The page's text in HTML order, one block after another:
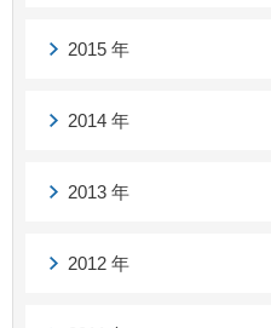
2015 年
2014 年
2013 年
2012 年